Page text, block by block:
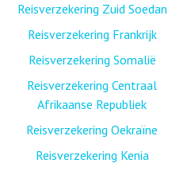
Reisverzekering Zuid Soedan
Reisverzekering Frankrijk
Reisverzekering Somalië
Reisverzekering Centraal
Afrikaanse Republiek
Reisverzekering Oekraïne
Reisverzekering Kenia